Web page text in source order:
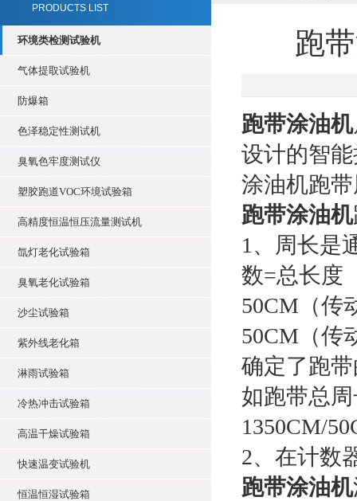
PRODUCTS LIST
环境类检测试验机
气体提取试验机
防爆箱
色泽稳定性测试机
臭氧色牢度测试仪
塑胶跑道VOC环境试验箱
高精度恒温恒压流量测试机
氙灯老化试验箱
臭氧老化试验箱
沙尘试验箱
紫外线老化箱
淋雨试验箱
冷热冲击试验箱
高温干燥试验箱
快速温变试验机
恒温恒湿试验箱
跑
跑带涂油机
设计的智
涂油机跑
跑带涂油机
1、周长是
数=总长度
50CM（传
50CM（传
确定了跑
如跑带总
1350CM/
2、在计数
跑带涂油机